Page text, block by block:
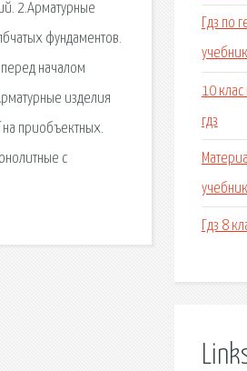
2.Арматурные
фундаментов.
началом
изделия
на приобъектных.
с
Гдз по
10 клас
гдз
учебник
Гдз 8